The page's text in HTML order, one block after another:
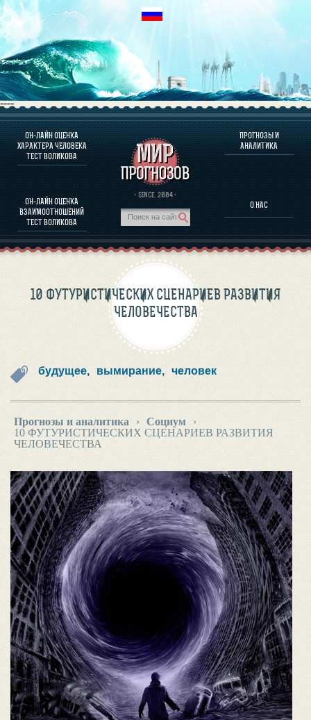
----
ОН-ЛАЙН ОЦЕНКА
ХАРАКТЕРА ЧЕЛОВЕКА
ТЕСТ ВОЛИКОВА
ОН-ЛАЙН ОЦЕНКА
ВЗАИМООТНОШЕНИЙ
ТЕСТ ВОЛИКОВА
· SINCE. 2004 ·
ПРОГНОЗЫ И
АНАЛИТИКА
О НАС
О ПРОГРАММЕ
ОЦЕНКА ХАРАКТЕРA ЧЕЛОВЕКА
ОЦЕНКА ХАРАКТЕРА ВЫДАЮЩИХСЯ ЛИЧНОСТЕЙ
О ПРОГРАММЕ
ПРОГНОЗЫ И АНАЛИТИКА
10 ФУТУРИСТИЧЕСКИХ СЦЕНАРИЕВ РАЗВИТИЯ
ЧЕЛОВЕЧЕСТВА
будущее, вымирание, человек
Прогнозы и аналитика › Социум
›
10 ФУТУРИСТИЧЕСКИХ СЦЕНАРИЕВ РАЗВИТИЯ
ЧЕЛОВЕЧЕСТВА